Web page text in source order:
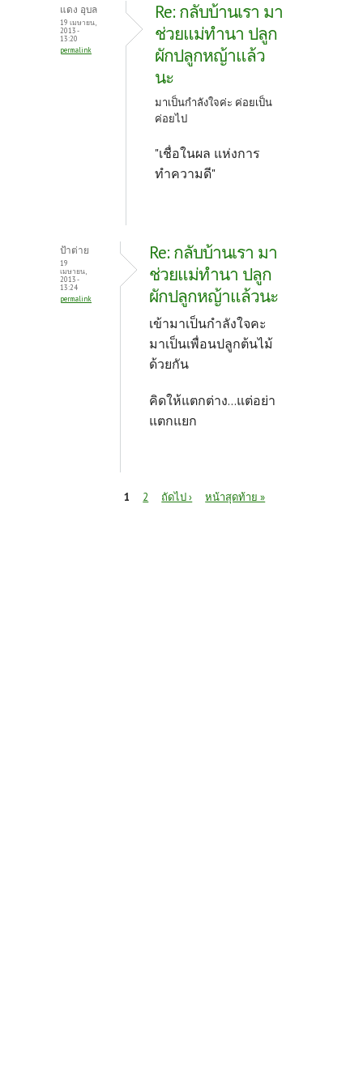
แดง อุบล
19 เมษายน,
2013 -
13:20
permalink
Re: กลับบ้านเรา มา
ช่วยแม่ทำนา ปลูก
ผักปลูกหญ้าแล้ว
นะ
มาเป็นกำลังใจค่ะ ค่อยเป็น
ค่อยไป
"เชื่อในผล แห่งการ
ทำความดี"
ป้าต่าย
19
เมษายน,
2013 -
13:24
permalink
Re: กลับบ้านเรา มา
ช่วยแม่ทำนา ปลูก
ผักปลูกหญ้าแล้วนะ
เข้ามาเป็นกำลังใจคะ
มาเป็นเพื่อนปลูกต้นไม้
ด้วยกัน
คิดให้แตกต่าง...แต่อย่า
แตกแยก
1 2 ถัดไป › หน้าสุดท้าย »